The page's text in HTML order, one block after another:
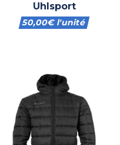
Uhlsport
50,00€l'unité